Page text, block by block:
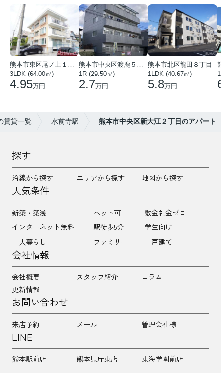
3LDK (64.00㎡)
4.95万円
1R (29.50㎡)
2.7万円
熊本市北区龍田８丁目
1LDK (40.67㎡)
5.8万円
賃貸一覧 水前寺駅 熊本市中央区新大江２丁目のアパート
探す
沿線から探す エリアから探す 地図から探す
人気条件
新築・築浅 ペット可
敷金礼金ゼロ
インターネット無料
駅徒歩5分
学生向け
一人暮らし
ファミリー 一戸建て
会社情報
会社概要 スタッフ紹介
コラム
更新情報
お問い合わせ
来店予約 メール 管理会社様
LINE
熊本駅前店 熊本県庁東店 東海学園前店